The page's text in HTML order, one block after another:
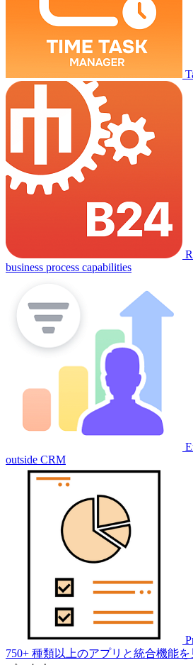
business process capabilities
outside CRM
750+ 種類以上のアプリと統合機能を